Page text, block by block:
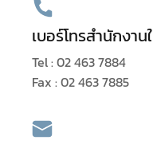
เบอร์โทรสำนักงา
Tel :02 463 7884
Fax :02 463 7885